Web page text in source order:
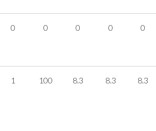
0 0 0 0 0
1 100 8.3 8.3 8.3